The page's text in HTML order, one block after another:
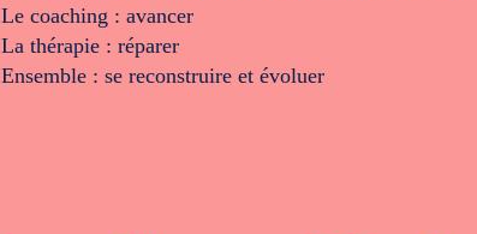
Le coaching : avancer
La thérapie : réparer
Ensemble : se reconstruire et évoluer